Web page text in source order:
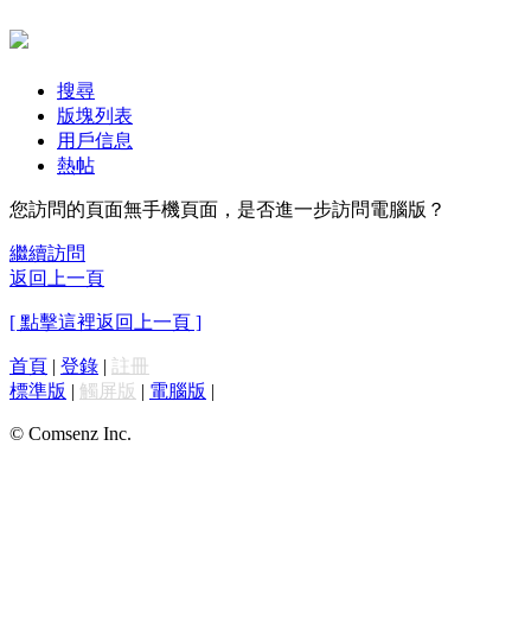
搜尋
版塊列表
用戶信息
熱帖
您訪問的頁面無手機頁面，是否進一步訪問電腦版？
繼續訪問
返回上一頁
[ 點擊這裡返回上一頁 ]
首頁 | 登錄 | 註冊
標準版 | 觸屏版 | 電腦版 |
© Comsenz Inc.